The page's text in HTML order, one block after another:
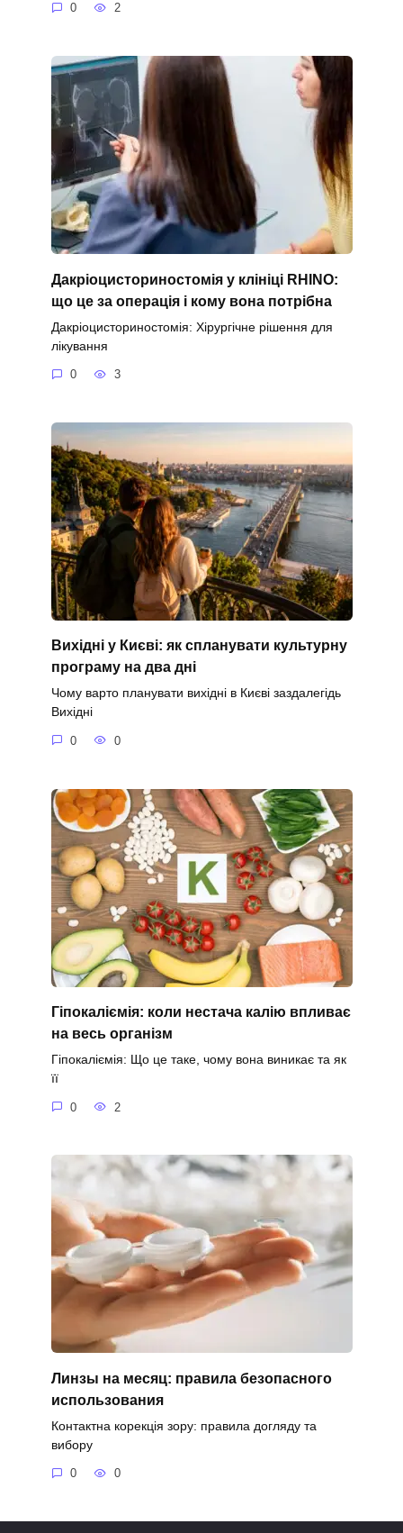
0 2
Дакріоцисториностомія у клініці RHINO:
що це за операція і кому вона потрібна
Дакріоцисториностомія: Хірургічне рішення для
лікування
0 3
Вихідні у Києві: як спланувати культурну
програму на два дні
Чому варто планувати вихідні в Києві заздалегідь
Вихідні
0 0
Гіпокаліємія: коли нестача калію впливає
на весь організм
Гіпокаліємія: Що це таке, чому вона виникає та як
її
0 2
Линзы на месяц: правила безопасного
использования
Контактна корекція зору: правила догляду та
вибору
0 0